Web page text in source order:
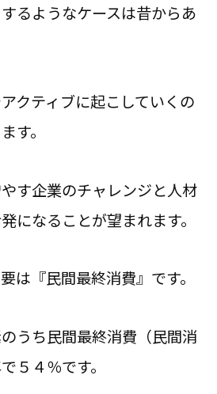
るようなケースは昔からあ
クティブに起こしていくの
す。
す企業のチャレンジと人材
になることが望まれます。
は『民間最終消費』です。
うち民間最終消費（民間消
５４％です。